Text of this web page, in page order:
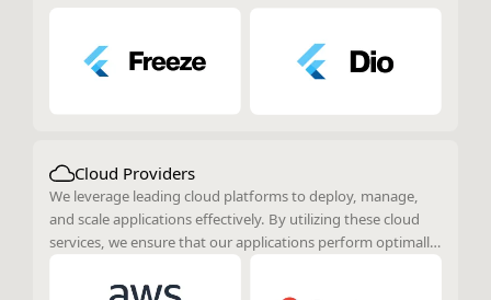
Cloud Providers
We leverage leading cloud platforms to deploy, manage,
and scale applications effectively. By utilizing these cloud
services, we ensure that our applications perform optimally,
Our approach involves integrating various cloud tools and